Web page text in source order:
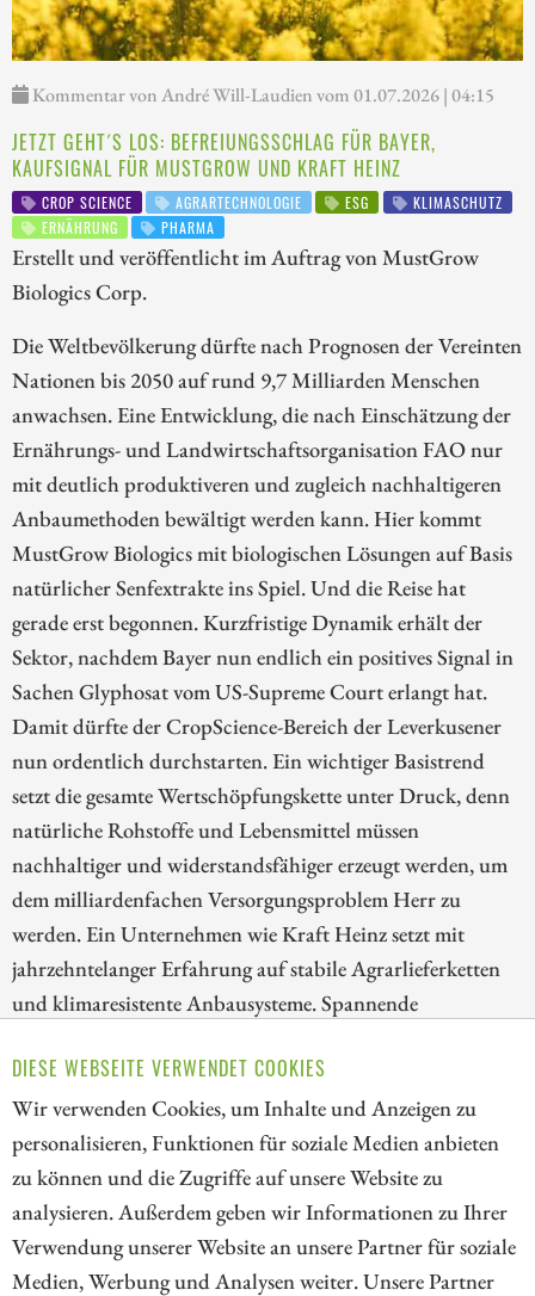
DIESE WEBSEITE VERWENDET COOKIES
Wir verwenden Cookies, um Inhalte und Anzeigen zu
personalisieren, Funktionen für soziale Medien anbieten
zu können und die Zugriffe auf unsere Website zu
analysieren. Außerdem geben wir Informationen zu Ihrer
Verwendung unserer Website an unsere Partner für soziale
Medien, Werbung und Analysen weiter. Unsere Partner
Kommentar von André Will-Laudien vom 01.07.2026 | 04:15
JETZT GEHT´S LOS: BEFREIUNGSSCHLAG FÜR BAYER,
KAUFSIGNAL FÜR MUSTGROW UND KRAFT HEINZ
CROP SCIENCE AGRARTECHNOLOGIE ESG
KLIMASCHUTZ
ERNÄHRUNG
PHARMA
Erstellt und veröffentlicht im Auftrag von MustGrow
Biologics Corp.
Die Weltbevölkerung dürfte nach Prognosen der Vereinten
Nationen bis 2050 auf rund 9,7 Milliarden Menschen
anwachsen. Eine Entwicklung, die nach Einschätzung der
Ernährungs- und Landwirtschaftsorganisation FAO nur
mit deutlich produktiveren und zugleich nachhaltigeren
Anbaumethoden bewältigt werden kann. Hier kommt
MustGrow Biologics mit biologischen Lösungen auf Basis
natürlicher Senfextrakte ins Spiel. Und die Reise hat
gerade erst begonnen. Kurzfristige Dynamik erhält der
Sektor, nachdem Bayer nun endlich ein positives Signal in
Sachen Glyphosat vom US-Supreme Court erlangt hat.
Damit dürfte der CropScience-Bereich der Leverkusener
nun ordentlich durchstarten. Ein wichtiger Basistrend
setzt die gesamte Wertschöpfungskette unter Druck, denn
natürliche Rohstoffe und Lebensmittel müssen
nachhaltiger und widerstandsfähiger erzeugt werden, um
dem milliardenfachen Versorgungsproblem Herr zu
werden. Ein Unternehmen wie Kraft Heinz setzt mit
jahrzehntelanger Erfahrung auf stabile Agrarlieferketten
und klimaresistente Anbausysteme. Spannende
HighTech und Rüstung oft übersehen wird. Aber die
technischen Trends haben längst gedreht!
ZUM KOMMENTAR